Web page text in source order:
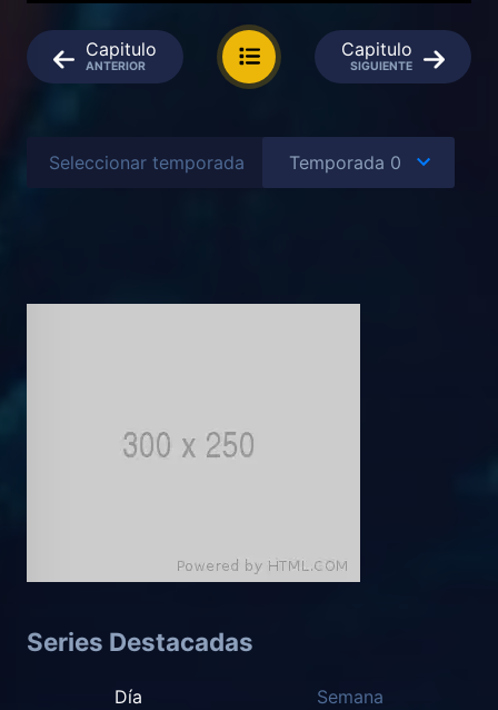
Capitulo
ANTERIOR
Capitulo
SIGUIENTE
Seleccionar temporada
Series Destacadas
Día Semana